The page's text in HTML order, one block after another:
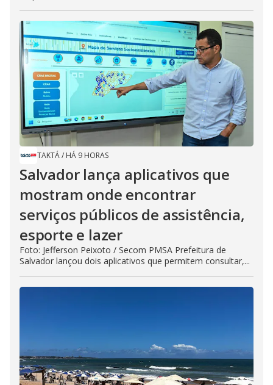
TAKTÁ/ HÁ 9 HORAS
Salvador lança aplicativos que
mostram onde encontrar
serviços públicos de assistência,
esporte e lazer
Foto: Jefferson Peixoto / Secom PMSA Prefeitura de
Salvador lançou dois aplicativos que permitem consultar,...